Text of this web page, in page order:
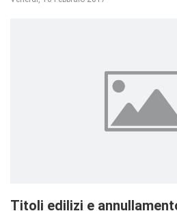
Titoli edilizi e